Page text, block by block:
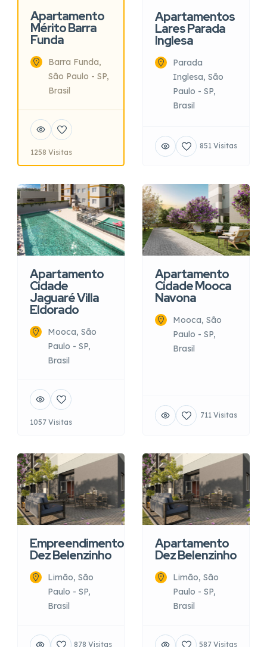
Apartamento
Mérito Barra
Funda
Barra Funda,
São Paulo - SP,
Brasil
1258 Visitas
Apartamentos
Lares Parada
Inglesa
Parada
Inglesa, São
Paulo - SP,
Brasil
851 Visitas
Apartamento
Cidade
Jaguaré Villa
Eldorado
Mooca, São
Paulo - SP,
Brasil
1057 Visitas
Apartamento
Cidade Mooca
Navona
Mooca, São
Paulo - SP,
Brasil
711 Visitas
Empreendimento
Dez Belenzinho
Limão, São
Paulo - SP,
Brasil
878 Visitas
Apartamento
Dez Belenzinho
Limão, São
Paulo - SP,
Brasil
587 Visitas